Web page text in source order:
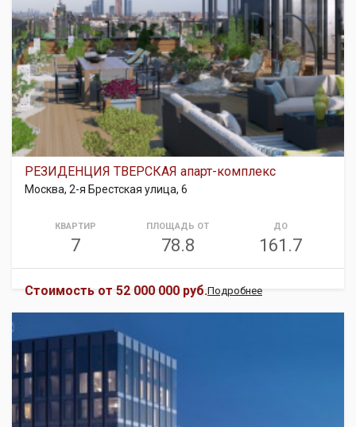
РЕЗИДЕНЦИЯ ТВЕРСКАЯ апарт-комплекс
Москва, 2-я Брестская улица, 6
КВАРТИР
7
ПЛОЩАДЬ ОТ
78.8
ДО
161.7
Стоимость от 52 000 000 руб.Подробнее